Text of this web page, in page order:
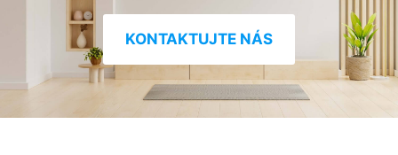
KONTAKTUJTE NÁS